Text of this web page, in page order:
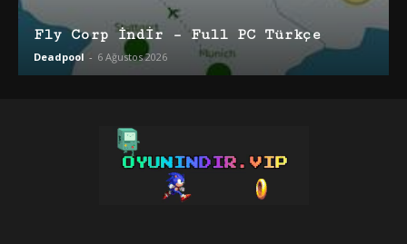
Fly Corp İndir – Full PC Türkçe
Deadpool - 6 Ağustos 2026